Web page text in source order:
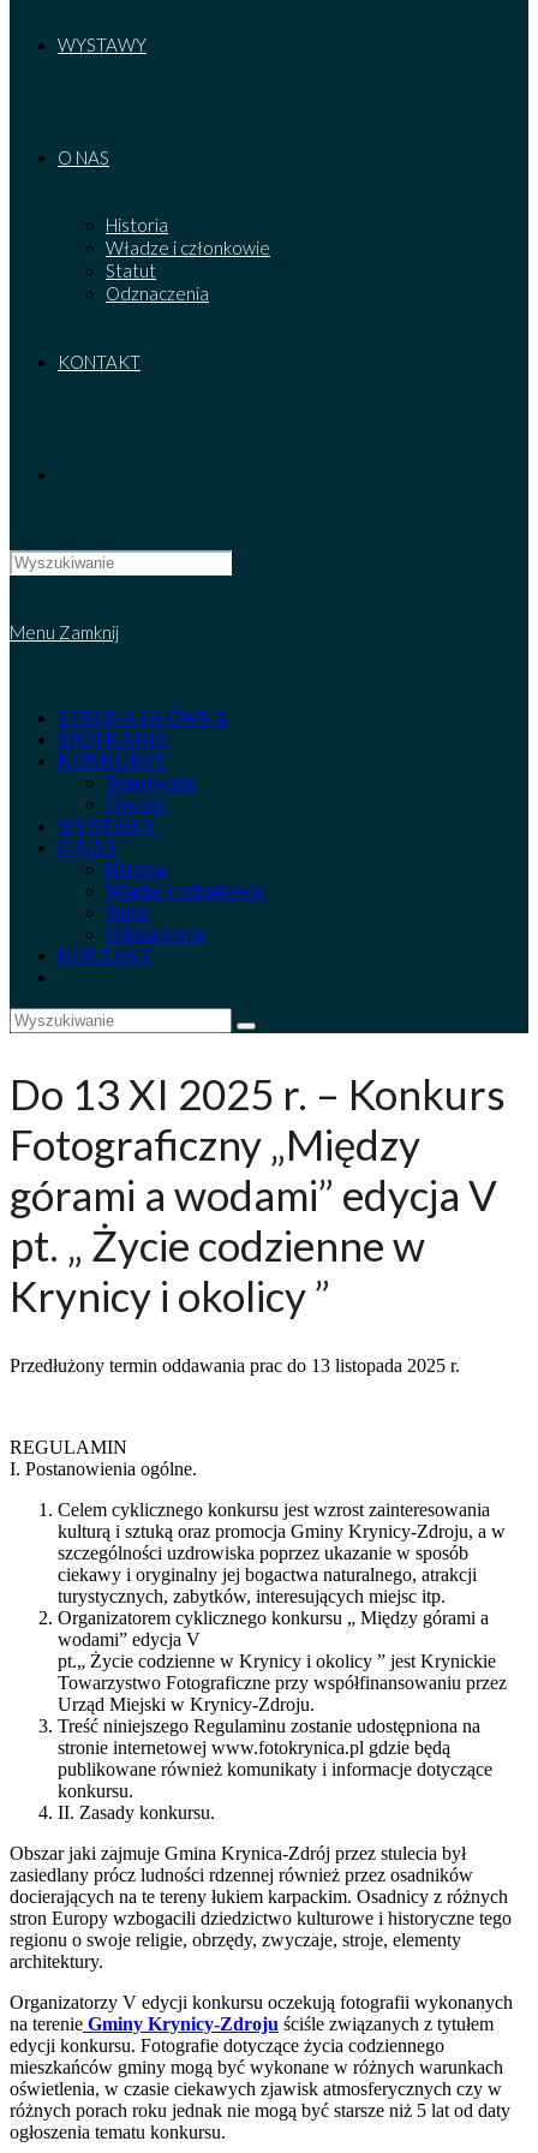
WYSTAWY
O NAS
Historia
Władze i członkowie
Statut
Odznaczenia
KONTAKT
Search
this
Menu Zamknij
STRONA GŁÓWNA
SPOTKANIA
KONKURSY
Tematyczne
Otwarte
WYSTAWY
O NAS
Historia
Władze i członkowie
Statut
Odznaczenia
KONTAKT
Do 13 XI 2025 r. – Konkurs
Fotograficzny „Między
górami a wodami” edycja V
pt. „ Życie codzienne w
Krynicy i okolicy ”
Przedłużony termin oddawania prac do 13 listopada 2025 r.
REGULAMIN
I. Postanowienia ogólne.
Celem cyklicznego konkursu jest wzrost zainteresowania
kulturą i sztuką oraz promocja Gminy Krynicy-Zdroju, a w
szczególności uzdrowiska poprzez ukazanie w sposób
ciekawy i oryginalny jej bogactwa naturalnego, atrakcji
turystycznych, zabytków, interesujących miejsc itp.
Organizatorem cyklicznego konkursu „ Między górami a
wodami” edycja V
pt.„ Życie codzienne w Krynicy i okolicy ” jest Krynickie
Towarzystwo Fotograficzne przy współfinansowaniu przez
Urząd Miejski w Krynicy-Zdroju.
Treść niniejszego Regulaminu zostanie udostępniona na
stronie internetowej www.fotokrynica.pl gdzie będą
publikowane również komunikaty i informacje dotyczące
konkursu.
II. Zasady konkursu.
Obszar jaki zajmuje Gmina Krynica-Zdrój przez stulecia był
zasiedlany prócz ludności rdzennej również przez osadników
docierających na te tereny łukiem karpackim. Osadnicy z różnych
stron Europy wzbogacili dziedzictwo kulturowe i historyczne tego
regionu o swoje religie, obrzędy, zwyczaje, stroje, elementy
architektury.
Organizatorzy V edycji konkursu oczekują fotografii wykonanych
na terenie Gminy Krynicy-Zdroju ściśle związanych z tytułem
edycji konkursu. Fotografie dotyczące życia codziennego
mieszkańców gminy mogą być wykonane w różnych warunkach
oświetlenia, w czasie ciekawych zjawisk atmosferycznych czy w
różnych porach roku jednak nie mogą być starsze niż 5 lat od daty
ogłoszenia tematu konkursu.